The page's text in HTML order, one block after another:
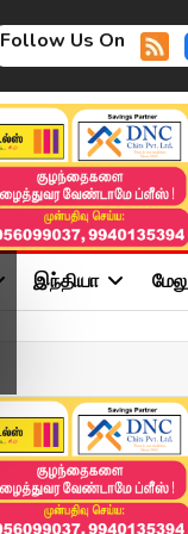
Follow Us On
இந்தியா